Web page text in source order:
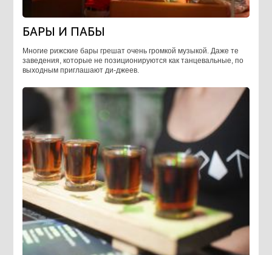
БАРЫ И ПАБЫ
Многие рижские бары грешат очень громкой музыкой. Даже те
заведения, которые не позиционируются как танцевальные, по
выходным приглашают ди-джеев.